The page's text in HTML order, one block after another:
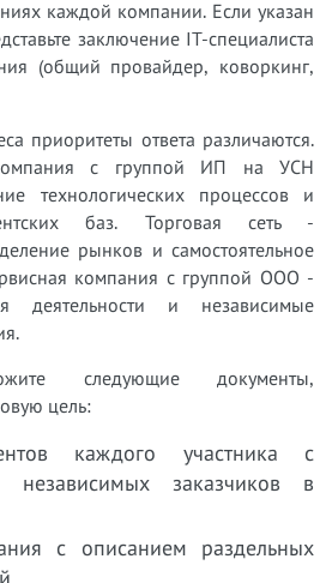
каждой компании. Если указан
заключение IT-специалиста
(общий провайдер, коворкинг,
приоритеты ответа различаются.
компания с группой ИП на УСН
технологических процессов и
баз. Торговая сеть -
рынков и самостоятельное
компания с группой ООО -
деятельности и независимые
следующие документы,
цель:
каждого участника с
независимых заказчиков в
с описанием раздельных